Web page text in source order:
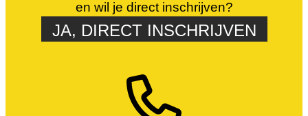
en wil je direct inschrijven?
JA, DIRECT INSCHRIJVEN